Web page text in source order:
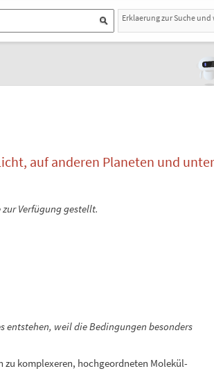
Erklaerung zur Suche
auf anderen Planeten und
Verfügung gestellt.
entstehen, weil die Bedingungen besonders
zu komplexeren, hochgeordneten Molekül-